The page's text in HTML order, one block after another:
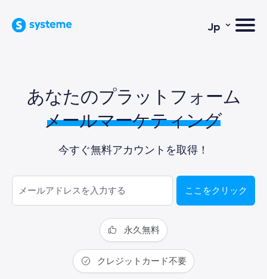
Jp ⌄
あなたのプラットフォーム
メールマーケティング
今すぐ無料アカウントを取得！
ここをクリック
永久無料
クレジットカード不要